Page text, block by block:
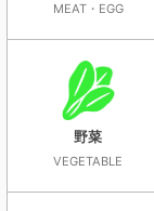
MEAT・EGG
野菜
VEGETABLE